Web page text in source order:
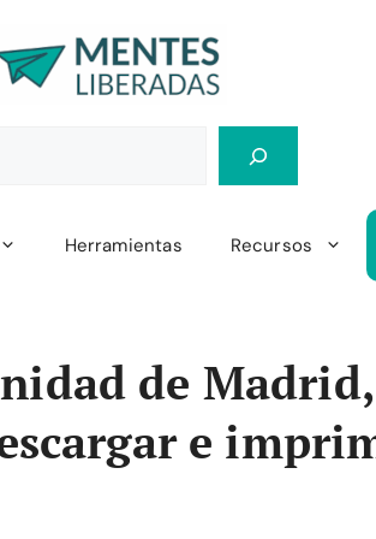
Herramientas Recursos
de Madrid,
e